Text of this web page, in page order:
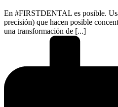
En #FIRSTDENTAL es posible.
precisión) que hacen posible
una transformación de [...]